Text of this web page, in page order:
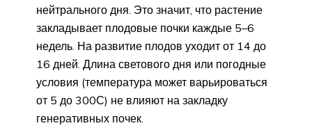
нейтрального дня. Это значит, что растение
закладывает плодовые почки каждые 5–6
недель. На развитие плодов уходит от 14 до
16 дней. Длина светового дня или погодные
условия (температура может варьироваться
от 5 до 300С) не влияют на закладку
генеративных почек.